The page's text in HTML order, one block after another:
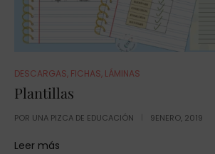
DESCARGAS, FICHAS, LÁMINAS
Plantillas
POR UNA PIZCA DE EDUCACIÓN 9ENERO, 2019
Leer más